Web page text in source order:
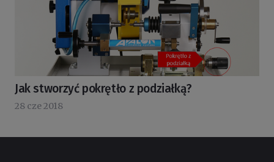
Jak stworzyć pokrętło z podziałką?
28 cze 2018